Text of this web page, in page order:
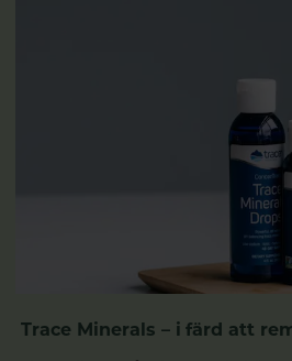
Trace Minerals – i färd att